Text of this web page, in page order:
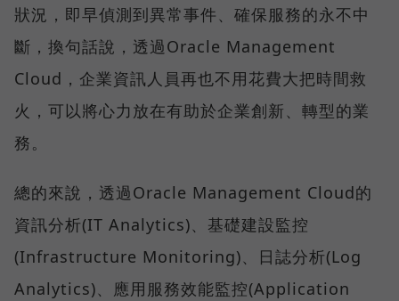
狀況，即早偵測到異常事件、確保服務的永不中
斷，換句話說，透過Oracle Management
Cloud，企業資訊人員再也不用花費大把時間救
火，可以將心力放在有助於企業創新、轉型的業
務。
總的來說，透過Oracle Management Cloud的
資訊分析(IT Analytics)、基礎建設監控
(Infrastructure Monitoring)、日誌分析(Log
Analytics)、應用服務效能監控(Application